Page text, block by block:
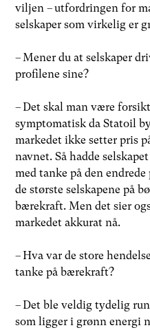
viljen – utfordringen for
selskaper som virkelig er
– Mener du at selskaper
profilene sine?
– Det skal man være
symptomatisk da Statoil
markedet ikke setter pris
navnet. Så hadde
med tanke på den
de største selskapene på
bærekraft. Men det sier
markedet akkurat nå.
– Hva var de store
tanke på bærekraft?
– Det ble veldig tydelig
som ligger i grønn energi